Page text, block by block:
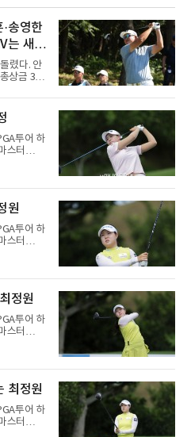
송영한
는 새
렸다. 안
상금 3천
베드민스
터(파
보기 4개
파4)에서
게 출발
권까지
투어 하
스터
일 현재
원
투어 하
스터
일 현재
정원
투어 하
스터
일 현재
최정원
투어 하
스터